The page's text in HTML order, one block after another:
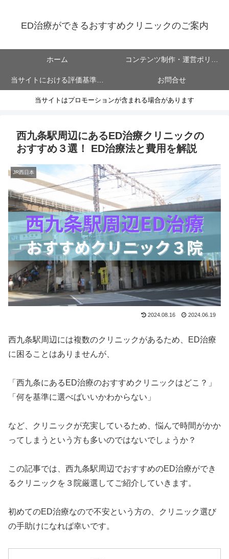
ED治療ができるおすすめクリニックのご案内
ホーム コンテンツ制作・運営ポリシ
ー
当サイトにおける評価基準に
ついて
お問合せ
当サイトはプロモーションが含まれる場合があります
西九条駅周辺にあるED治療クリニックの
おすすめ３選！ ED治療法と費用を解説
JR西日本
2024.08.16 2024.06.19
西九条駅周辺には複数のクリニックがあるため、ED治療
に困ることはありませんが、
「西九条にあるED治療のおすすめクリニックはどこ？」
「何を基準に選べばいいかわからない」
など、クリニックが充実しているため、悩んで時間がかか
ってしまうという方も多いのではないでしょうか？
この記事では、西九条駅周辺でおすすめのED治療ができ
るクリニックを３院厳選してご紹介していきます。
初めてのED治療なので不安という方の、クリニック選び
の手助けになれば幸いです。